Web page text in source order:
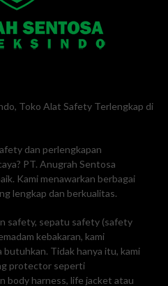
Toko Alat Safety Terlengkap di
dan perlengkapan
PT. Anugrah Sentosa
Kami menawarkan berbagai
lengkap dan berkualitas.
safety, sepatu safety (safety
kebakaran, kami
butuhkan. Tidak hanya itu, kami
protector seperti
body harness, life jacket atau